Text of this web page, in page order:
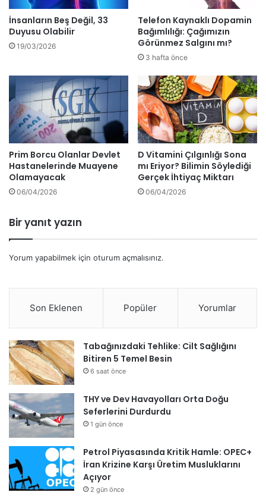
İnsanların Beş Değil, 33
Duyusu Olabilir
19/03/2026
Telefon Kaynaklı Dopamin
Bağımlılığı: Çağımızın
Görünmez Salgını mı?
3 hafta önce
Prim Borcu Olanlar Devlet
Hastanelerinde Muayene
Olamayacak
06/04/2026
D Vitamini Çılgınlığı Sona
mı Eriyor? Bilimin Söylediği
Gerçek İhtiyaç Miktarı
06/04/2026
Bir yanıt yazın
Yorum yapabilmek için oturum açmalısınız.
Son Eklenen Popüler Yorumlar
Tabağınızdaki Tehlike: Cilt Sağlığını
Bitiren 5 Temel Besin
6 saat önce
THY ve Dev Havayolları Orta Doğu
Seferlerini Durdurdu
1 gün önce
Petrol Piyasasında Kritik Hamle: OPEC+
İran Krizine Karşı Üretim Musluklarını
Açıyor
2 gün önce